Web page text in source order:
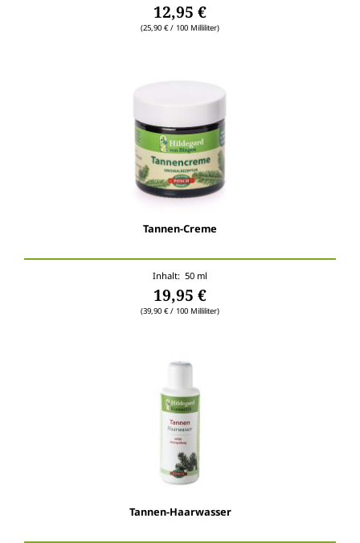
12,95 €
(25,90 € / 100 Milliliter)
Tannen-Creme
Inhalt: 50 ml
19,95 €
(39,90 € / 100 Milliliter)
Tannen-Haarwasser